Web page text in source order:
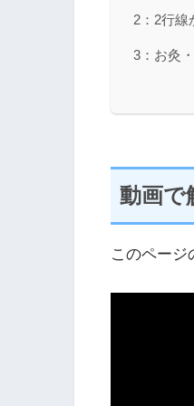
2：2行線
3：お灸
動画で
このページ